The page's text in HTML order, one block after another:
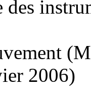
2006)